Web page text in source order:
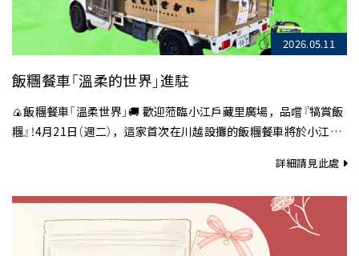
2026.05.11
飯糰餐車「溫柔的世界」進駐
🍙飯糰餐車「溫柔世界」🚚 歡迎蒞臨小江戶藏里廣場，品嚐『犒賞飯
糰』！4月21日（週二），這家首次在川越設攤的飯糰餐車將於小江戶
詳細請見此處